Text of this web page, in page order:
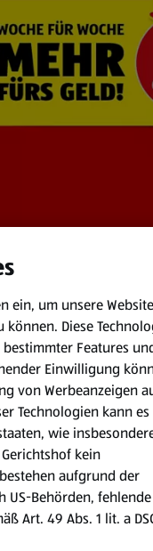
HOFER
Immer zum
ein, um unsere Website
können. Diese
Features
Einwilligung
von Werbeanzeigen
Technologien kann es
wie
kein
aufgrund der
US-Behörden, fehlende
Art. 49 Abs. 1 lit. a